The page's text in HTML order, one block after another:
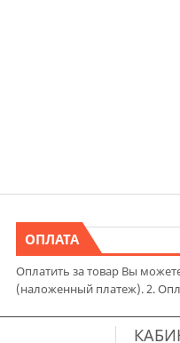
ОПЛАТА
Оплатить за товар Вы
(наложенный платеж). 2.